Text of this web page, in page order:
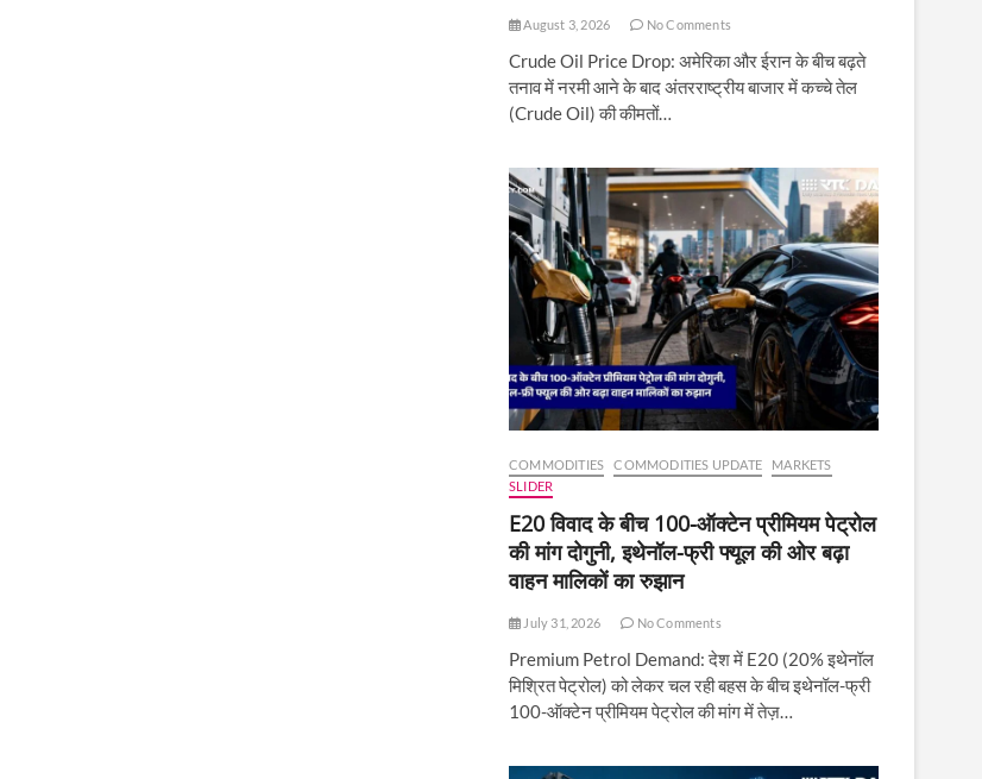
August 3, 2026 No Comments
Crude Oil Price Drop: अमेरिका और ईरान के बीच बढ़ते
तनाव में नरमी आने के बाद अंतरराष्ट्रीय बाजार में कच्चे तेल
(Crude Oil) की कीमतों…
COMMODITIES COMMODITIES UPDATE
MARKETS
SLIDER
E20 विवाद के बीच 100-ऑक्टेन प्रीमियम पेट्रोल
की मांग दोगुनी, इथेनॉल-फ्री फ्यूल की ओर बढ़ा
वाहन मालिकों का रुझान
July 31, 2026 No Comments
Premium Petrol Demand: देश में E20 (20% इथेनॉल
मिश्रित पेट्रोल) को लेकर चल रही बहस के बीच इथेनॉल-फ्री
100-ऑक्टेन प्रीमियम पेट्रोल की मांग में तेज़…